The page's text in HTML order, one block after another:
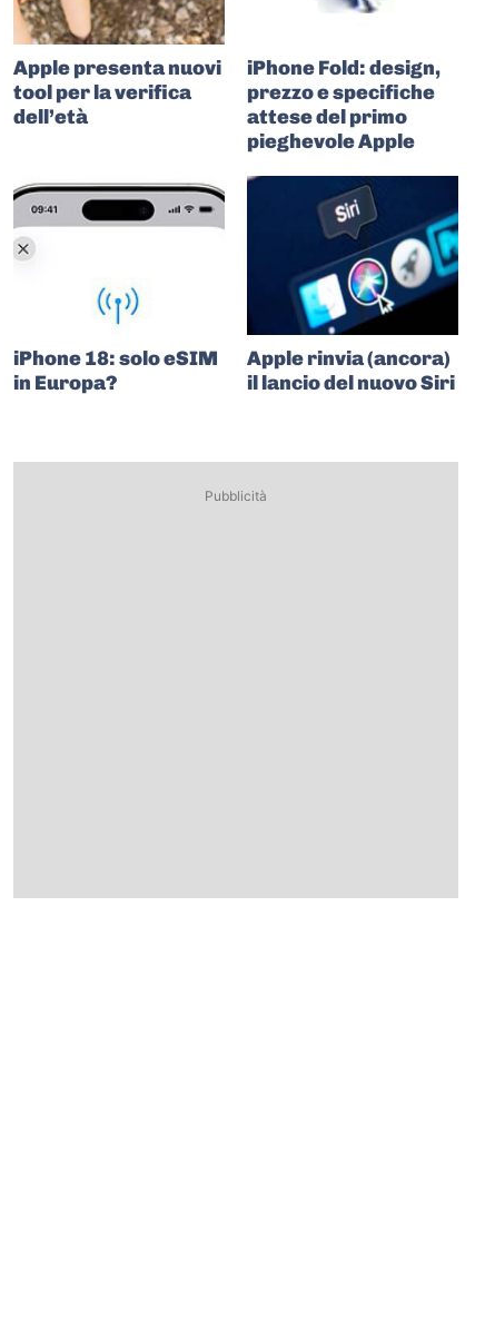
Apple presenta nuovi
tool per la verifica
dell’età
iPhone Fold: design,
prezzo e specifiche
attese del primo
pieghevole Apple
iPhone 18: solo eSIM
in Europa?
Apple rinvia (ancora)
il lancio del nuovo Siri
Pubblicità